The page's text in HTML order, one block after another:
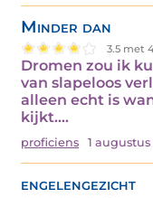
Minder dan
3.5 met
Dromen zou ik
van slapeloos
alleen echt is
kijkt.…
proficiens 1 augustus
engelengezicht